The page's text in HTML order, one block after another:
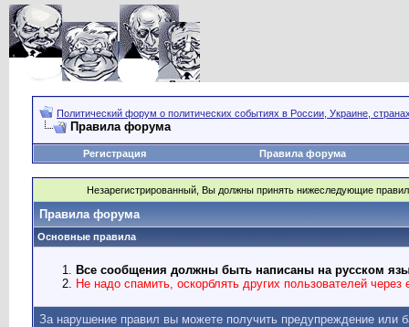
Политический форум о политических событиях в России, Украине,
Правила форума
Регистрация Правила форума
Незарегистрированный, Вы должны принять нижеследующие
Правила форума
Основные правила
Все сообщения должны быть написаны на русском
Не надо спамить, оскорблять других пользователей
За нарушение правил вы можете получить предупреждение или